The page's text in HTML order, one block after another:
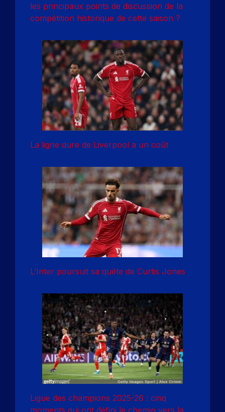
les principaux points de discussion de la
compétition historique de cette saison ?
La ligne dure de Liverpool a un coût
L’Inter poursuit sa quête de Curtis Jones
Ligue des champions 2025-26 : cinq
moments qui ont défini le chemin vers la